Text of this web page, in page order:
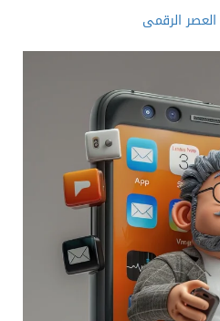
الرقمى